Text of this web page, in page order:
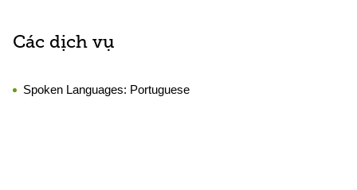
Các dịch vụ
Spoken Languages: Portuguese